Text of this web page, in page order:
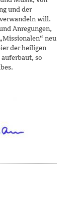
und der
will.
Anregun­gen,
neu
der heiligen
so